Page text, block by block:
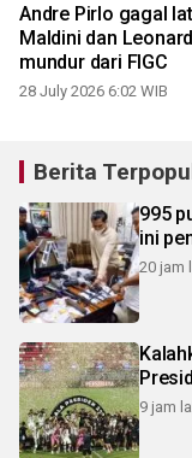
Andre Pirlo gagal
Maldini dan
mundur dari FIGC
28 July 2026 6:02 WIB
Berita
995
ini
20 jam
9 jam